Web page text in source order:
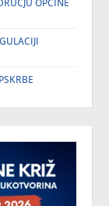
OPĆINE